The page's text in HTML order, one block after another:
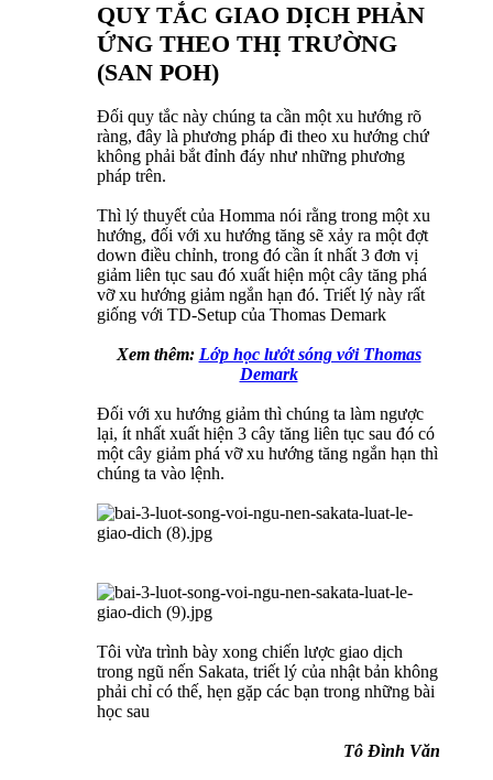
QUY TẮC GIAO DỊCH PHẢN
ỨNG THEO THỊ TRƯỜNG
(SAN POH)
Đối quy tắc này chúng ta cần một xu hướng rõ
ràng, đây là phương pháp đi theo xu hướng chứ
không phải bắt đỉnh đáy như những phương
pháp trên.
Thì lý thuyết của Homma nói rằng trong một xu
hướng, đối với xu hướng tăng sẽ xảy ra một đợt
down điều chỉnh, trong đó cần ít nhất 3 đơn vị
giảm liên tục sau đó xuất hiện một cây tăng phá
vỡ xu hướng giảm ngắn hạn đó. Triết lý này rất
giống với TD-Setup của Thomas Demark
Xem thêm: Lớp học lướt sóng với Thomas
Demark
Đối với xu hướng giảm thì chúng ta làm ngược
lại, ít nhất xuất hiện 3 cây tăng liên tục sau đó có
một cây giảm phá vỡ xu hướng tăng ngắn hạn thì
chúng ta vào lệnh.
Tôi vừa trình bày xong chiến lược giao dịch
trong ngũ nến Sakata, triết lý của nhật bản không
phải chỉ có thế, hẹn gặp các bạn trong những bài
học sau
Tô Đình Văn